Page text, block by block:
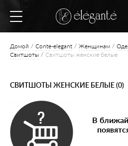
Домой Conte-elegant Женщинам
Свитшоты
Свитшоты женские белые
СВИТШОТЫ ЖЕНСКИЕ БЕЛЫЕ (0)
В